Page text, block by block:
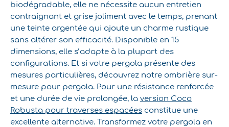
biodégradable, elle ne nécessite aucun entretien
contraignant et grise joliment avec le temps, prenant
une teinte argentée qui ajoute un charme rustique
sans altérer son efficacité. Disponible en 15
dimensions, elle s’adapte à la plupart des
configurations. Et si votre pergola présente des
mesures particulières, découvrez notre ombrière sur-
mesure pour pergola. Pour une résistance renforcée
et une durée de vie prolongée, la version Coco
Robusta pour traverses espacées constitue une
excellente alternative. Transformez votre pergola en